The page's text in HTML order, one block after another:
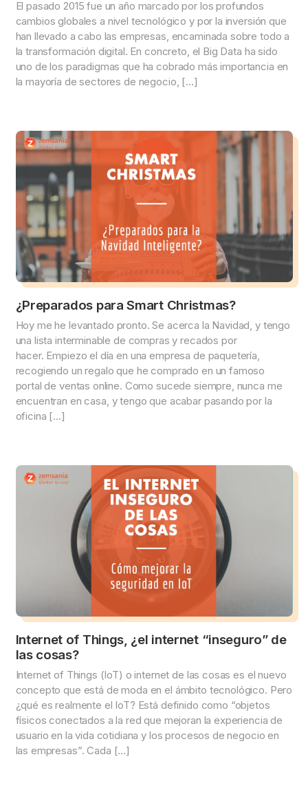
El pasado 2015 fue un año marcado por los profundos
cambios globales a nivel tecnológico y por la inversión que
han llevado a cabo las empresas, encaminada sobre todo a
la transformación digital. En concreto, el Big Data ha sido
uno de los paradigmas que ha cobrado más importancia en
la mayoría de sectores de negocio, […]
¿Preparados para Smart Christmas?
Hoy me he levantado pronto. Se acerca la Navidad, y tengo
una lista interminable de compras y recados por
hacer. Empiezo el día en una empresa de paquetería,
recogiendo un regalo que he comprado en un famoso
portal de ventas online. Como sucede siempre, nunca me
encuentran en casa, y tengo que acabar pasando por la
oficina […]
Internet of Things, ¿el internet “inseguro” de
las cosas?
Internet of Things (IoT) o internet de las cosas es el nuevo
concepto que está de moda en el ámbito tecnológico. Pero
¿qué es realmente el IoT? Está definido como “objetos
físicos conectados a la red que mejoran la experiencia de
usuario en la vida cotidiana y los procesos de negocio en
las empresas”. Cada […]